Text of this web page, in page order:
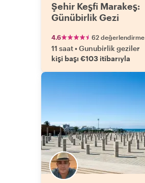
Şehir Keşfi Marakeş:
Günübirlik Gezi
4.6 62 değerlendirme
11 saat•Gunubirlik geziler
kişi başı €103 itibarıyla